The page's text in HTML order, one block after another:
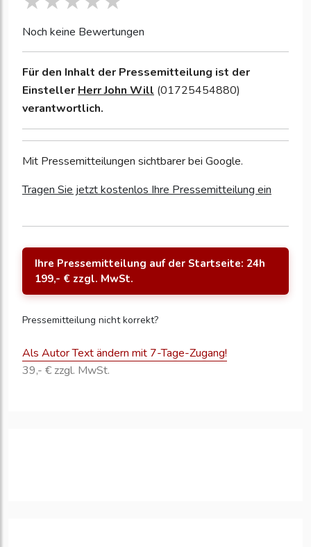
Noch keine Bewertungen
Für den Inhalt der Pressemitteilung ist der
Einsteller Herr John Will (01725454880)
verantwortlich.
Mit Pressemitteilungen sichtbarer bei Google.
Tragen Sie jetzt kostenlos Ihre Pressemitteilung ein
Ihre Pressemitteilung auf der Startseite: 24h
199,- € zzgl. MwSt.
Pressemitteilung nicht korrekt?
Als Autor Text ändern mit 7-Tage-Zugang!
39,- € zzgl. MwSt.